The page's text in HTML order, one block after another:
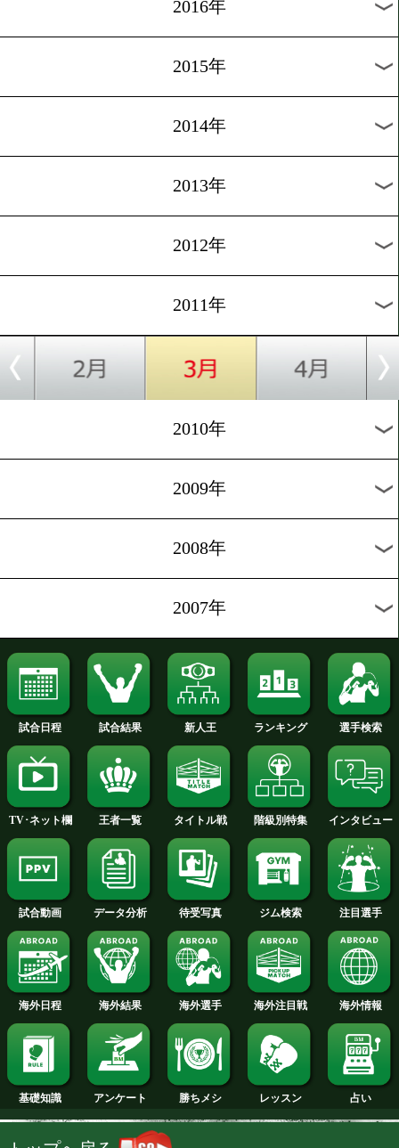
2024年
2022年
2021年
2020年
2019年
2017年
2015年
2014年
2013年
2012年
2011年
2010年